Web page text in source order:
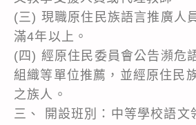
(三) 現職原住民族語言推廣人
滿4年以上。
(四) 經原住民委員會公告瀕危
組織等單位推薦，並經原住民
之族人。
三、 開設班別：中等學校語文